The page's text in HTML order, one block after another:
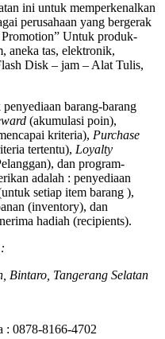
ini untuk memperkenalkan
perusahaan yang bergerak
Untuk produk-
aneka tas, elektronik,
Disk – jam – Alat Tulis,
barang-barang
(akumulasi poin),
kriteria), Purchase
tertentu), Loyalty
dan program-
adalah : penyediaan
setiap item barang ),
(inventory), dan
hadiah (recipients).
Bintaro, Tangerang Selatan
: 0878-8166-4702